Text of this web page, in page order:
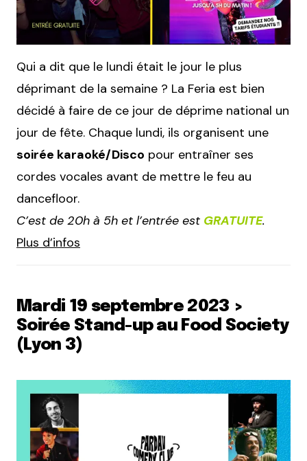
Qui a dit que le lundi était le jour le plus
déprimant de la semaine ? La Feria est bien
décidé à faire de ce jour de déprime national un
jour de fête. Chaque lundi, ils organisent une
soirée karaoké/Disco pour entraîner ses
cordes vocales avant de mettre le feu au
dancefloor.
C’est de 20h à 5h et l’entrée est GRATUITE.
Plus d’infos
Mardi 19 septembre 2023 >
Soirée Stand-up au Food Society
(Lyon 3)